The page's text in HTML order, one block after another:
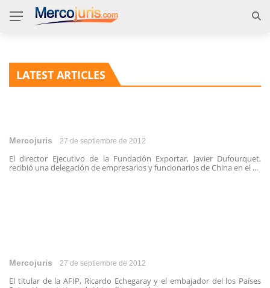
LATEST ARTICLES
Mercojuris 27 de septiembre de 2012
El director Ejecutivo de la Fundación Exportar, Javier Dufourquet,
recibió una delegación de empresarios y funcionarios de China en el ...
Mercojuris 27 de septiembre de 2012
El titular de la AFIP, Ricardo Echegaray y el embajador del los Países